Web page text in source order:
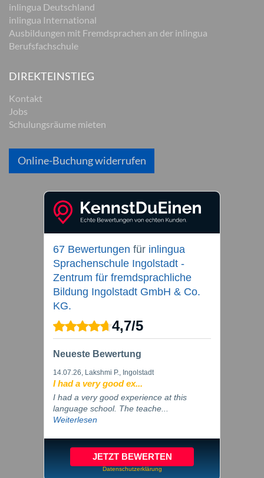
inlingua Deutschland
inlingua International
Ausbildungen mit Fremdsprachen an der inlingua
Berufsfachschule
DIREKTEINSTIEG
Kontakt
Jobs
Schulungsräume mieten
Online-Buchung widerrufen
67 Bewertungen für inlingua
Sprachenschule Ingolstadt -
Zentrum für fremdsprachliche
Bildung Ingolstadt GmbH & Co.
KG.
4,7/5
Neueste Bewertung
14.07.26, Lakshmi P., Ingolstadt
I had a very good ex...
I had a very good experience at this
language school. The teache...
Weiterlesen
JETZT BEWERTEN
Datenschutzerklärung